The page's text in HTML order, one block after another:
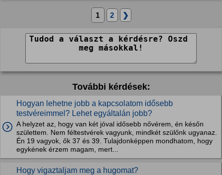
1 2 ❯
További kérdések:
Hogyan lehetne jobb a kapcsolatom idősebb
testvéreimmel? Lehet egyáltalán jobb?
A helyzet az, hogy van két jóval idősebb nővérem, én későn
születtem. Nem féltestvérek vagyunk, mindkét szülőnk ugyanaz.
Én 19 vagyok, ők 37 és 39. Tulajdonképpen mondhatom, hogy
egykének érzem magam, mert...
Hogy vigaztaljam meg a hugomat?